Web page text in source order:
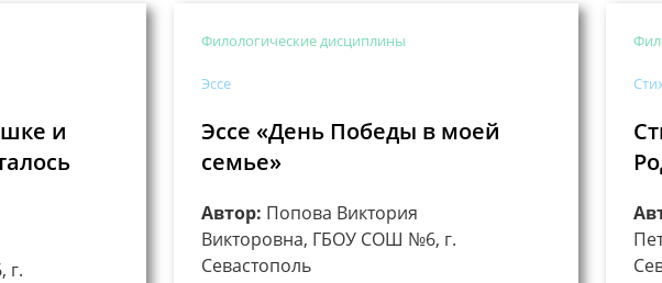
и
г.
Филологические дисциплины
Эссе
Эссе «День Победы в моей
семье»
Автор: Попова Виктория
Викторовна, ГБОУ СОШ №6, г.
Севастополь